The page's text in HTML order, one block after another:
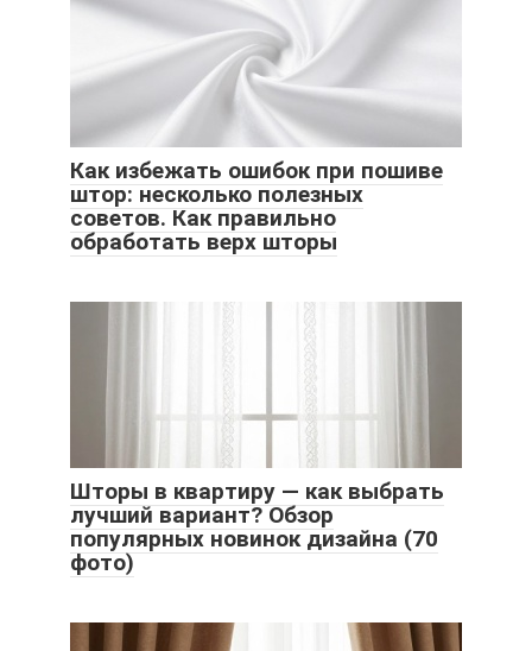
Как избежать ошибок при пошиве
штор: несколько полезных
советов. Как правильно
обработать верх шторы
Шторы в квартиру — как выбрать
лучший вариант? Обзор
популярных новинок дизайна (70
фото)